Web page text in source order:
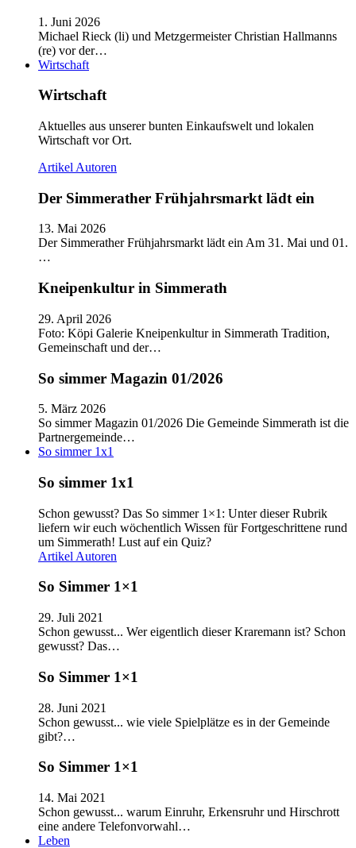
1. Juni 2026
Michael Rieck (li) und Metzgermeister Christian Hallmanns
(re) vor der…
Wirtschaft
Wirtschaft
Aktuelles aus unserer bunten Einkaufswelt und lokalen
Wirtschaft vor Ort.
Artikel Autoren
Der Simmerather Frühjahrsmarkt lädt ein
13. Mai 2026
Der Simmerather Frühjahrsmarkt lädt ein Am 31. Mai und 01.
…
Kneipenkultur in Simmerath
29. April 2026
Foto: Köpi Galerie Kneipenkultur in Simmerath Tradition,
Gemeinschaft und der…
So simmer Magazin 01/2026
5. März 2026
So simmer Magazin 01/2026 Die Gemeinde Simmerath ist die
Partnergemeinde…
So simmer 1x1
So simmer 1x1
Schon gewusst? Das So simmer 1×1: Unter dieser Rubrik
liefern wir euch wöchentlich Wissen für Fortgeschrittene rund
um Simmerath! Lust auf ein Quiz?
Artikel Autoren
So Simmer 1×1
29. Juli 2021
Schon gewusst... Wer eigentlich dieser Kraremann ist? Schon
gewusst? Das…
So Simmer 1×1
28. Juni 2021
Schon gewusst... wie viele Spielplätze es in der Gemeinde
gibt?…
So Simmer 1×1
14. Mai 2021
Schon gewusst... warum Einruhr, Erkensruhr und Hirschrott
eine andere Telefonvorwahl…
Leben